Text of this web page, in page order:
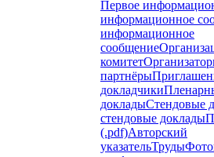
Первое
информационное
информационное
сообщение
комитет
партнёры
докладчики
докладыСтендовые
стендовые доклады
(.pdf)Авторский
указательТруды